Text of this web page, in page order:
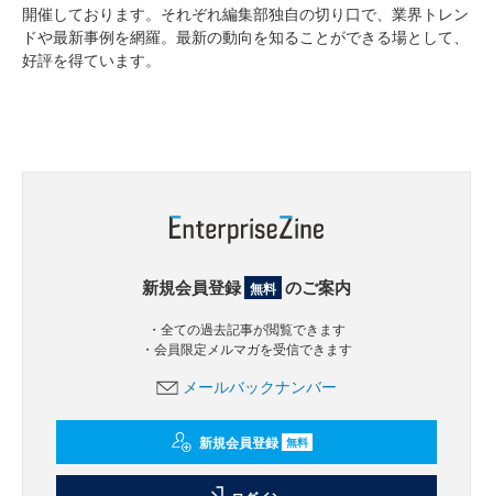
開催しております。それぞれ編集部独自の切り口で、業界トレン
ドや最新事例を網羅。最新の動向を知ることができる場として、
好評を得ています。
新規会員登録 無料 のご案内
・全ての過去記事が閲覧できます
・会員限定メルマガを受信できます
メールバックナンバー
新規会員登録 無料